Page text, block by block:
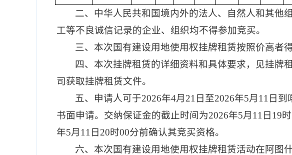
二、 中华人民共和国境内外的法人、自然人和其他
工等不良诚信记录的企业、组织均不得参加竞买。
三、本次国有建设用地使用权挂牌租赁按照价高者
四、本次挂牌租赁的详细资料和具体要求，见挂牌
司获取挂牌租赁文件。
五、申请人可于2026年4月 21 日至2026年5月 11 日到
书面申请。 交纳保证金的截止时间为2026年5月 11 日 19时
年5月 11 日 20时00分前确认其竞买资格。
六、本次国有建设用地使用权挂牌租赁活动在阿图